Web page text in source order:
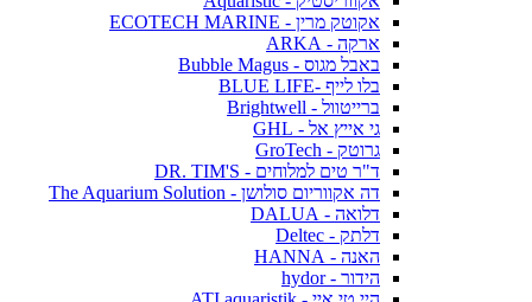
אקוטק מרין - ECOTECH MARINE
ארקה - ARKA
באבל מגוס - Bubble Magus
בלו לייף -BLUE LIFE
ברייטוול - Brightwell
גי אייץ אל - GHL
גרוטק - GroTech
ד"ר טים למלוחים - DR. TIM'S
דה אקווריום סולושן - The Aquarium Solution
דלואה - DALUA
דלתק - Deltec
האנה - HANNA
הידור - hydor